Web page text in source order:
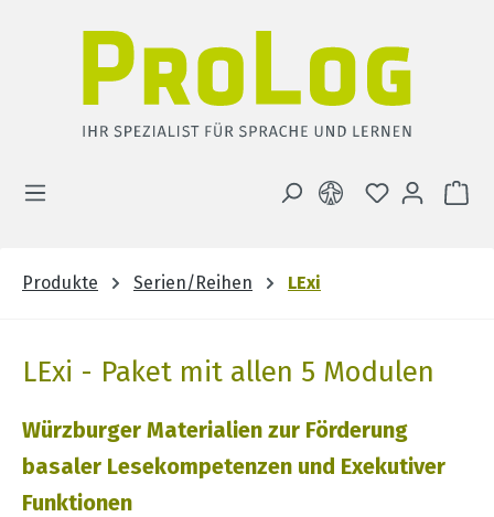
DU HAST 0
Produkte Serien/Reihen LExi
LExi - Paket mit allen 5 Modulen
Würzburger Materialien zur Förderung
basaler Lesekompetenzen und Exekutiver
Funktionen